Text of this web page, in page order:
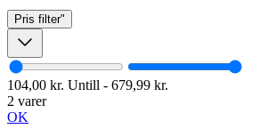
Pris filter"
104,00 kr. Untill - 679,99 kr.
2 varer
OK